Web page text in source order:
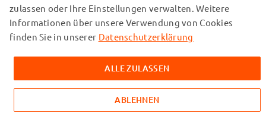
© subtel.ch 2026
Alle Preise verstehen sich inklusive Mehrwertsteuer und
zuzüglich Versandkosten. Bitte beachten Sie, dass alle
Inhaber sind und ausschließlich zur Information über unsere
Produkte auf unseren Webseiten genannt werden.
zulassen oder Ihre Einstellungen verwalten. Weitere
Informationen über unsere Verwendung von Cookies
finden Sie in unserer Datenschutzerklärung
ALLE ZULASSEN
ABLEHNEN